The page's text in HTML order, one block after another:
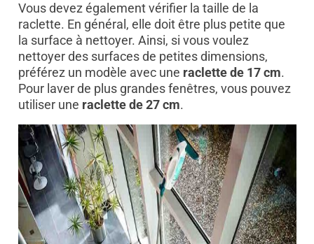
Vous devez également vérifier la taille de la
raclette. En général, elle doit être plus petite que
la surface à nettoyer. Ainsi, si vous voulez
nettoyer des surfaces de petites dimensions,
préférez un modèle avec une raclette de 17 cm.
Pour laver de plus grandes fenêtres, vous pouvez
utiliser une raclette de 27 cm.